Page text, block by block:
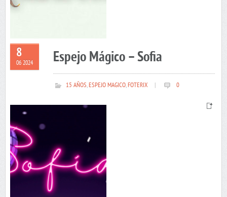
8
06 2024 Espejo Mágico – Sofia
15 AÑOS,ESPEJO MAGICO,FOTERIX 0